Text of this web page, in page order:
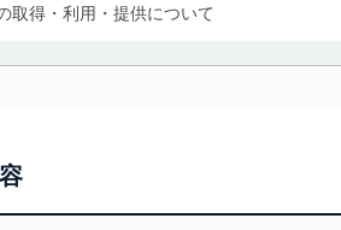
取得・利用・提供について
人情報の取得・利用・提供に際して、そ